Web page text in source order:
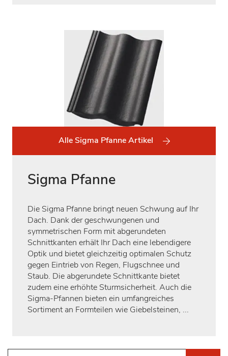
Alle Sigma Pfanne Artikel
Sigma Pfanne
Die Sigma Pfanne bringt neuen Schwung auf Ihr
Dach. Dank der geschwungenen und
symmetrischen Form mit abgerundeten
Schnittkanten erhält Ihr Dach eine lebendigere
Optik und bietet gleichzeitig optimalen Schutz
gegen Eintrieb von Regen, Flugschnee und
Staub. Die abgerundete Schnittkante bietet
zudem eine erhöhte Sturmsicherheit. Auch die
Sigma-Pfannen bieten ein umfangreiches
Sortiment an Formteilen wie Giebelsteinen, ...